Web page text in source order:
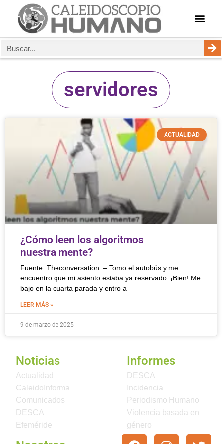
servidores
ACTUALIDAD
¿Cómo leen los algoritmos
nuestra mente?
Fuente: Theconversation. – Tomo el autobús y me
encuentro que mi asiento estaba ya reservado. ¡Bien! Me
bajo en la cuarta parada y entro a
LEER MÁS »
9 de marzo de 2025
Noticias
Actualidad
CaleidoInforma
Comunicados
DESCA
Efeméride
Informes
DESCA
Incidencia
Periodismo Humano
Violencia basada en
género